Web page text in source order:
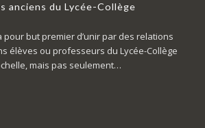
anciens du Lycée-Collège
but premier d’unir par des relations
élèves ou professeurs du Lycée-Collège
mais pas seulement…